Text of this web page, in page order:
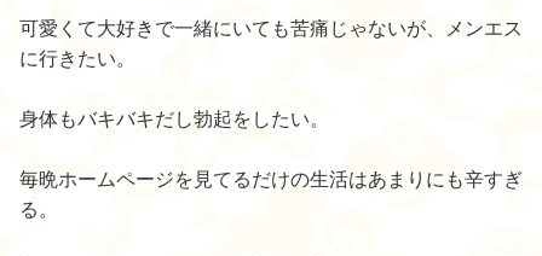
可愛くて大好きで一緒にいても苦痛じゃないが、メンエス
に行きたい。
身体もバキバキだし勃起をしたい。
毎晩ホームページを見てるだけの生活はあまりにも辛すぎ
る。